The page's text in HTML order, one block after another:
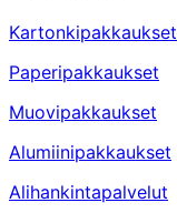
Kartonkipakkaukset
Paperipakkaukset
Muovipakkaukset
Alumiinipakkaukset
Alihankintapalvelut